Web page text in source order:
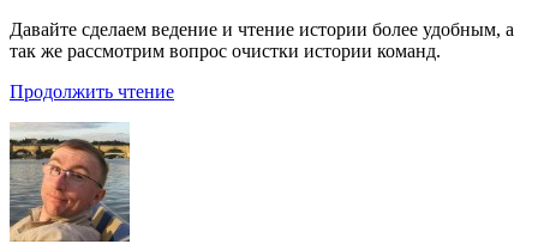
Давайте сделаем ведение и чтение истории более удобным, а
так же рассмотрим вопрос очистки истории команд.
Продолжить чтение